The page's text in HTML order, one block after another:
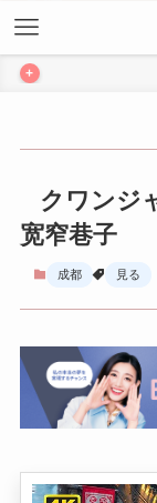
+
クワンジ
宽窄巷子
成都 見る